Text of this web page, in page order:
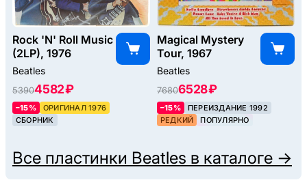
Rock 'N' Roll Music
(2LP), 1976
Beatles
53904582 ₽
–15%
ОРИГИНАЛ 1976
СБОРНИК
Magical Mystery
Tour, 1967
Beatles
76806528 ₽
–15%
ПЕРЕИЗДАНИЕ 1992
РЕДКИЙ
ПОПУЛЯРНО
Все пластинки Beatles в каталоге →